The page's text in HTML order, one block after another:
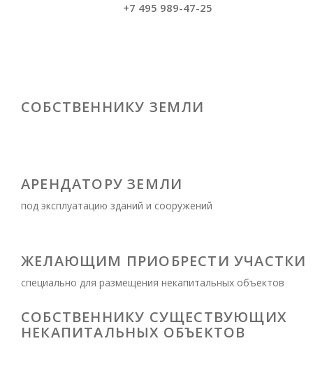
+7 495 989-47-25
СОБСТВЕННИКУ ЗЕМЛИ
АРЕНДАТОРУ ЗЕМЛИ
под эксплуатацию зданий и сооружений
ЖЕЛАЮЩИМ ПРИОБРЕСТИ УЧАСТКИ
специально для размещения некапитальных объектов
СОБСТВЕННИКУ СУЩЕСТВУЮЩИХ
НЕКАПИТАЛЬНЫХ ОБЪЕКТОВ